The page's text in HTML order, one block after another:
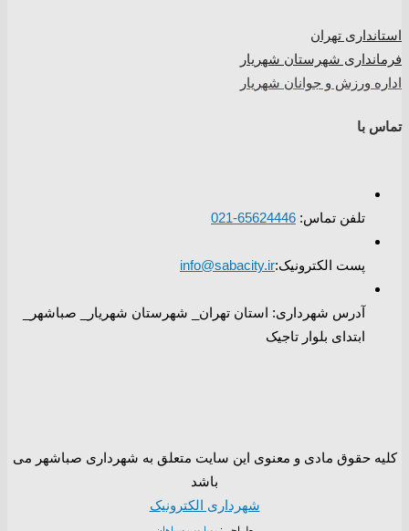
استانداری تهران
فرمانداری شهرستان شهریار
اداره ورزش و جوانان شهریار
تماس با
تلفن تماس: 65624446-021
پست الکترونیک:info@sabacity.ir
آدرس شهرداری: استان تهران_ شهرستان شهریار_ صباشهر_
ابتدای بلوار تاجیک
کلیه حقوق مادی و معنوی این سایت متعلق به شهرداری صباشهر می
باشد
شهرداری الکترونیک